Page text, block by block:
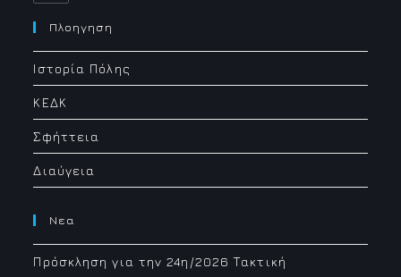
Πλοηγηση
Ιστορία Πόλης
ΚΕΔΚ
Σφήττεια
Διαύγεια
Νεα
Πρόσκληση για την 24η/2026 Τακτική